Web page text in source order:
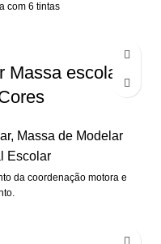
com 6 tintas
escolar
, Massa de Modelar
Escolar
da coordenação motora e